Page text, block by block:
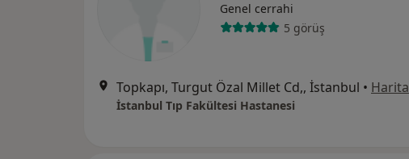
Genel cerrahi
5 görüş
Topkapı, Turgut Özal Millet Cd,, İstanbul • Harita
İstanbul Tıp Fakültesi Hastanesi